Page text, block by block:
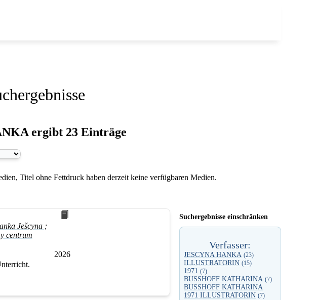
ergibt23 Einträge
Titel ohne Fettdruck haben derzeit keine verfügbaren Medien.
Suchergebnisse einschränken
Verfasser:
JESCYNA HANKA (23)
ILLUSTRATORIN (15)
1971 (7)
BUSSHOFF KATHARINA (7)
BUSSHOFF KATHARINA
1971 ILLUSTRATORIN (7)
Ješcyna;
centrum
2026